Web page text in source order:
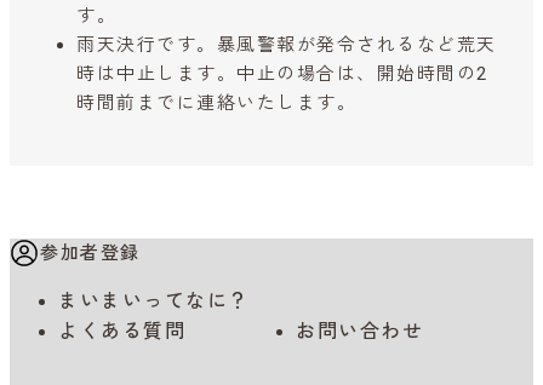
す。
雨天決行です。暴風警報が発令されるなど荒天
時は中止します。中止の場合は、開始時間の2
時間前までに連絡いたします。
参加者登録
まいまいってなに？
よくある質問
お問い合わせ